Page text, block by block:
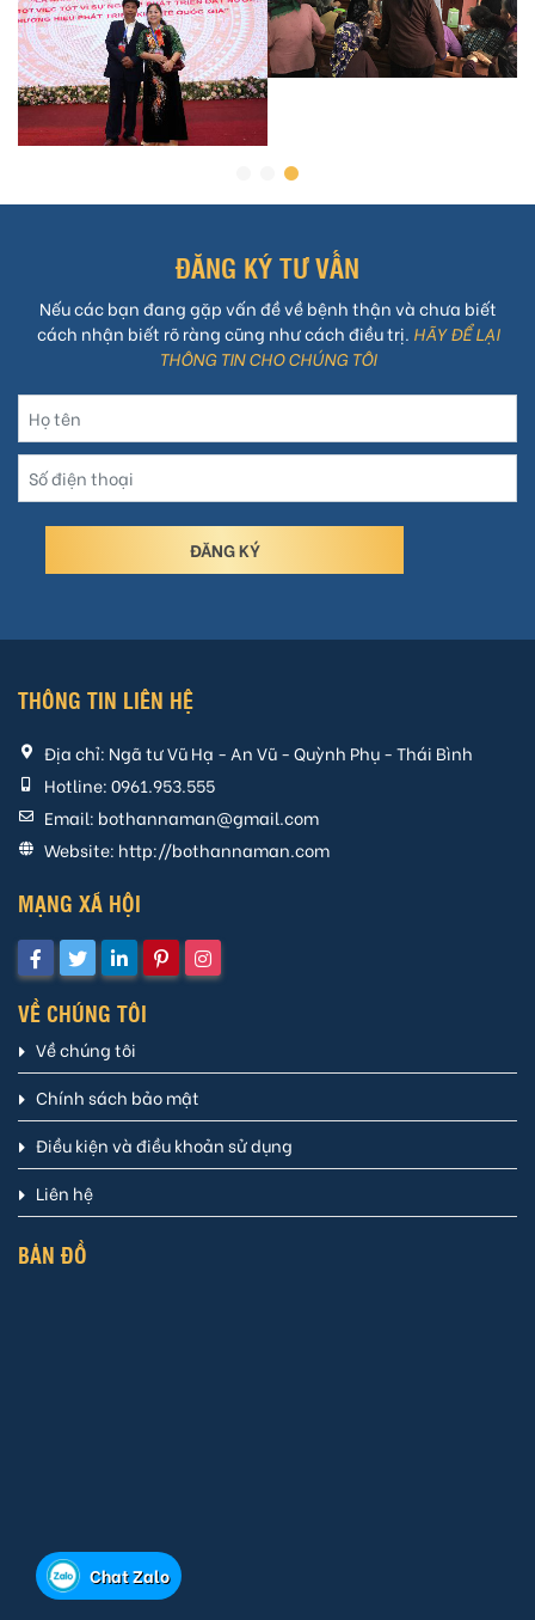
ĐĂNG KÝ TƯ VẤN
Nếu các bạn đang gặp vấn đề về bệnh thận và chưa biết
cách nhận biết rõ ràng cũng như cách điều trị. HÃY ĐỂ LẠI
THÔNG TIN CHO CHÚNG TÔI
THÔNG TIN LIÊN HỆ
Địa chỉ: Ngã tư Vũ Hạ - An Vũ - Quỳnh Phụ - Thái Bình
Hotline:0961.953.555
Email: bothannaman@gmail.com
Website: http://bothannaman.com
MẠNG XÃ HỘI
VỀ CHÚNG TÔI
Về chúng tôi
Chính sách bảo mật
Điều kiện và điều khoản sử dụng
Liên hệ
BẢN ĐỒ
Chat Zalo